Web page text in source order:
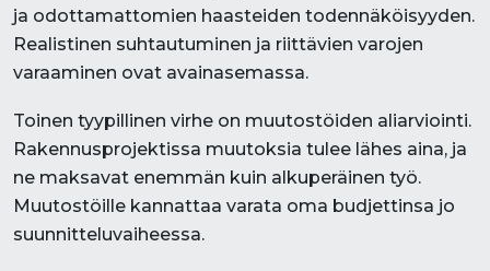
ja odottamattomien haasteiden todennäköisyyden.
Realistinen suhtautuminen ja riittävien varojen
varaaminen ovat avainasemassa.
Toinen tyypillinen virhe on muutostöiden aliarviointi.
Rakennusprojektissa muutoksia tulee lähes aina, ja
ne maksavat enemmän kuin alkuperäinen työ.
Muutostöille kannattaa varata oma budjettinsa jo
suunnitteluvaiheessa.